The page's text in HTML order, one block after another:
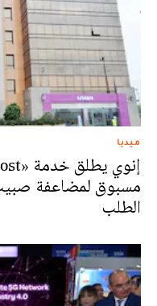
ميديا
مسبوق لمضاعفة
الطلب